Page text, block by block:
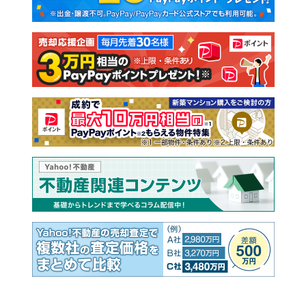
新築一戸建て 中古一戸建て
注文住宅 土地
売却査定